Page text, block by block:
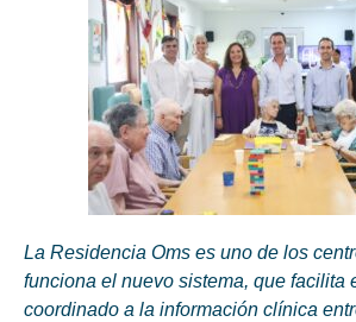
La Residencia Oms es uno de los
funciona el nuevo sistema, que facilita
coordinado a la información clínica